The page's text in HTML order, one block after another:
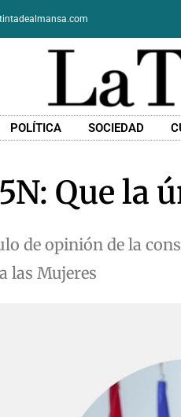
POLÍTICA SOCIEDAD
Que la
de opinión de la
las Mujeres